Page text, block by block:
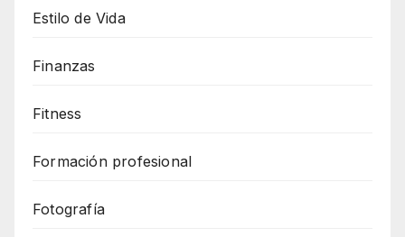
Estilo de Vida
Finanzas
Fitness
Formación profesional
Fotografía